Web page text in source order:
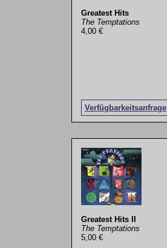
Greatest Hits
The Temptations
4,00 €
Verfügbarkeitsanfrage
Greatest Hits II
The Temptations
5,00 €